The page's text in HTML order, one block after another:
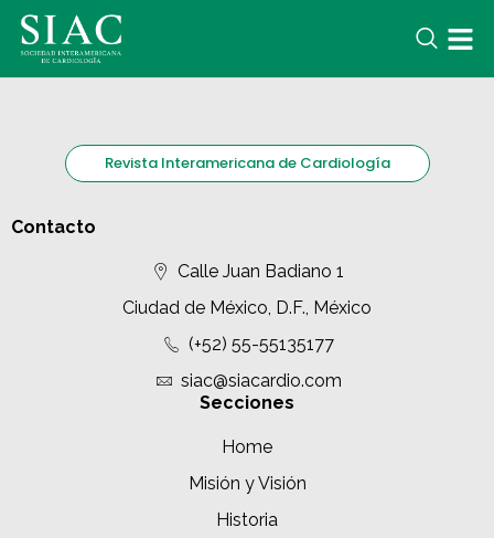
Revista Interamericana de Cardiología
Contacto
Calle Juan Badiano 1
Ciudad de México, D.F., México
(+52) 55-55135177
siac@siacardio.com
Secciones
Home
Misión y Visión
Historia